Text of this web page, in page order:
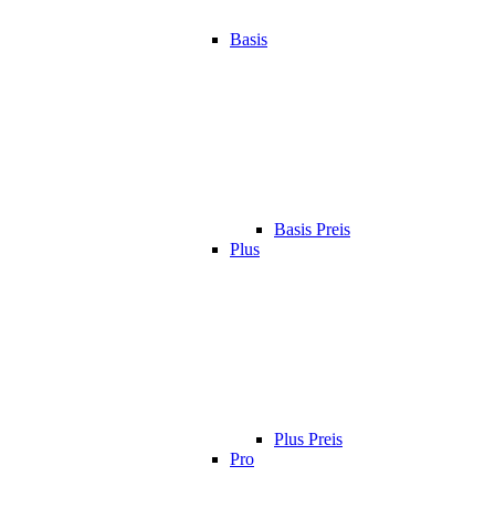
Basis
Basis Preis
Plus
Plus Preis
Pro